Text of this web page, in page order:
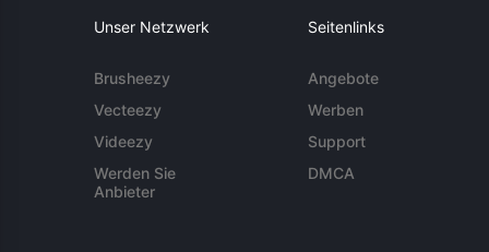
Unser Netzwerk
Brusheezy
Vecteezy
Videezy
Werden Sie
Anbieter
Seitenlinks
Angebote
Werben
Support
DMCA